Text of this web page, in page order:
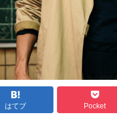
はてブ Pocket